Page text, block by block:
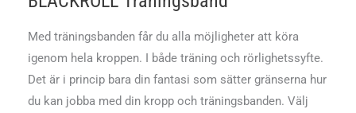
Med träningsbanden får du alla möjligheter att köra
igenom hela kroppen. I både träning och rörlighetssyfte.
Det är i princip bara din fantasi som sätter gränserna hur
du kan jobba med din kropp och träningsbanden. Välj